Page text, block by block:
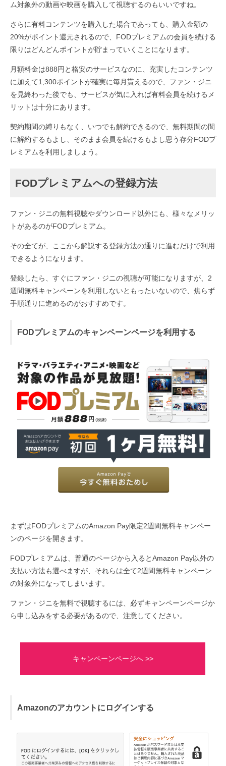
ム対象外の動画や映画を購入して視聴するのもいいですね。
さらに有料コンテンツを購入した場合であっても、購入金額の
20%がポイント還元されるので、FODプレミアムの会員を続ける
限りはどんどんポイントが貯まっていくことになります。
月額料金は888円と格安のサービスなのに、充実したコンテンツ
に加えて1,300ポイントが確実に毎月貰えるので、ファン・ジニ
を見終わった後でも、サービスが気に入れば有料会員を続けるメ
リットは十分にあります。
契約期間の縛りもなく、いつでも解約できるので、無料期間の間
に解約するもよし、そのまま会員を続けるもよし思う存分FODプ
レミアムを利用しましょう。
FODプレミアムへの登録方法
ファン・ジニの無料視聴やダウンロード以外にも、様々なメリッ
トがあるのがFODプレミアム。
その全てが、ここから解説する登録方法の通りに進むだけで利用
できるようになります。
登録したら、すぐにファン・ジニの視聴が可能になりますが、2
週間無料キャンペーンを利用しないともったいないので、焦らず
手順通りに進めるのがおすすめです。
FODプレミアムのキャンペーンページを利用する
まずはFODプレミアムのAmazon Pay限定2週間無料キャンペー
ンのページを開きます。
FODプレミアムは、普通のページから入るとAmazon Pay以外の
支払い方法も選べますが、それらは全て2週間無料キャンペーン
の対象外になってしまいます。
ファン・ジニを無料で視聴するには、必ずキャンペーンページか
ら申し込みをする必要があるので、注意してください。
キャンペーンページへ >>
Amazonのアカウントにログインする